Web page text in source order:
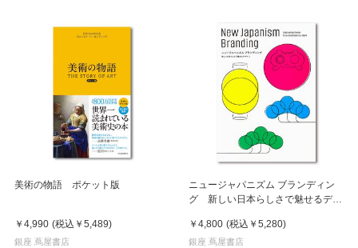
美術の物語 ポケット版
￥4,990 (税込 ￥5,489)
銀座 蔦屋書店
ニュージャパニズム ブランディン
グ 新しい日本らしさで魅せるデザ
￥4,800 (税込 ￥5,280)
銀座 蔦屋書店